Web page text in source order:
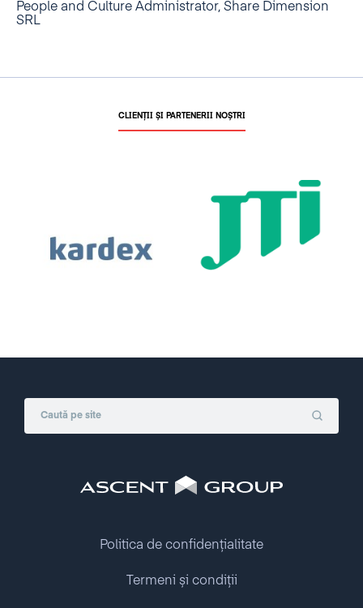
People and Culture Administrator, Share Dimension
SRL
CLIENȚII ȘI PARTENERII NOȘTRI
Politica de confidențialitate
Termeni și condiții